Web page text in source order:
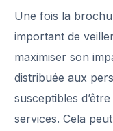
Une fois la
important de
maximiser son
distribuée aux
susceptibles
services. Cela